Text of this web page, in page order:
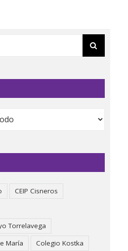
CEIP Cisneros
Torrelavega
María
Colegio Kostka